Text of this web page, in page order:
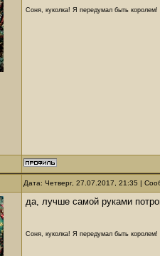
Соня, куколка! Я передумал быть
Дата: Четверг, 27.07.2017, 21:35 |
да, лучше самой руками
Соня, куколка! Я передумал быть